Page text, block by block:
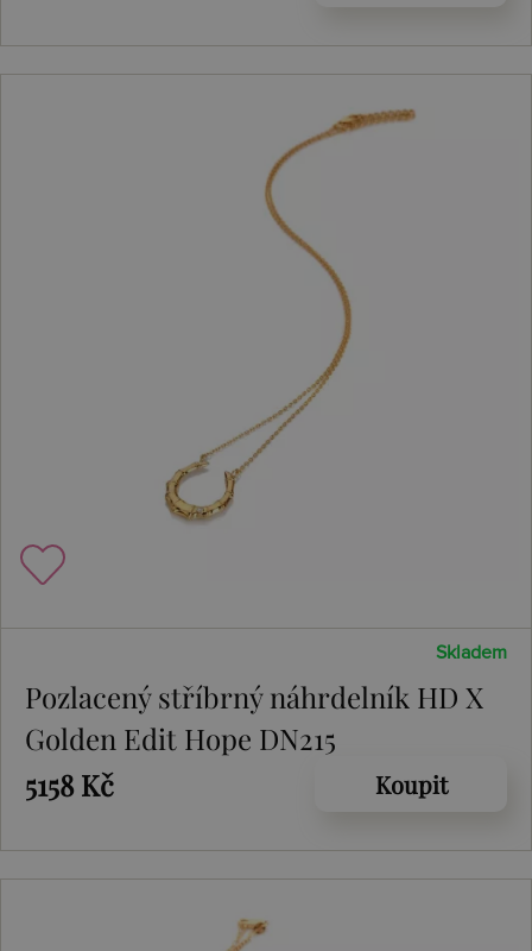
Skladem
Pozlacený stříbrný náhrdelník HD X
Golden Edit Hope DN215
5158 Kč
Koupit